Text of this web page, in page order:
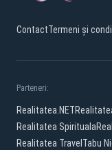
ContactTermeni și
Parteneri:
Realitatea.NET
Realitatea Spirituala
Realitatea Travel Tabu